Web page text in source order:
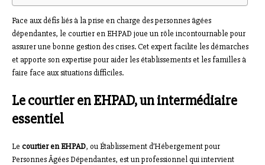
Face aux défis liés à la prise en charge des personnes âgées
dépendantes, le courtier en EHPAD joue un rôle incontournable pour
assurer une bonne gestion des crises. Cet expert facilite les démarches
et apporte son expertise pour aider les établissements et les familles à
faire face aux situations difficiles.
Le courtier en EHPAD, un intermédiaire
essentiel
Le courtier en EHPAD, ou Établissement d’Hébergement pour
Personnes Âgées Dépendantes, est un professionnel qui intervient